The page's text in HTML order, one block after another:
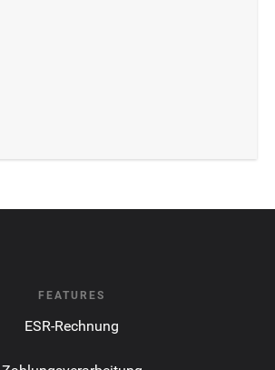
FEATURES
ESR-Rechnung